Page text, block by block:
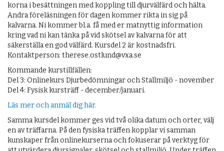
korna i besättningen med koppling till djurvälfärd och hälta.
Andra föreläsningen för dagen kommer rikta in sig på
kalvarna. Ni kommer bl.a. få med er matnyttig information
kring vad ni kan tänka på vid skötsel av kalvarna för att
säkerställa en god välfärd. Kursdel 2 är kostnadsfri.
Kontaktperson: therese.ostlund@vxa.se
Kommande kurstillfällen:
Del 3: Onlinekurs Djurbedömningar och Stallmiljö - november
Del 4: Fysisk kursträff - december/januari.
Läs mer och anmäl dig här.
Samma kursdel kommer ges vid två olika datum och orter, välj
en av träffarna. På den fysiska träffen kopplar vi samman
kunskaper från onlinekurserna och fokuserar på verktyg för